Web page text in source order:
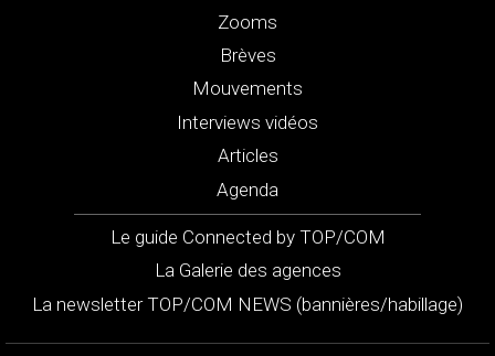
Zooms
Brèves
Mouvements
Interviews vidéos
Articles
Agenda
Le guide Connected by TOP/COM
La Galerie des agences
La newsletter TOP/COM NEWS (bannières/habillage)